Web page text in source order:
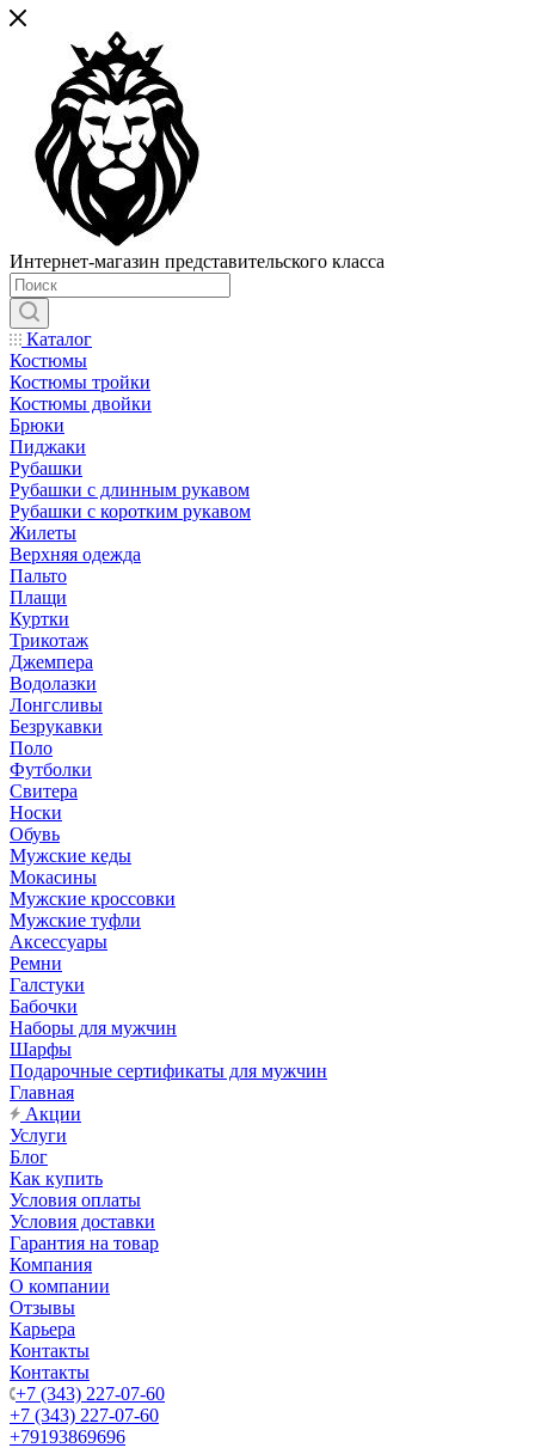
Интернет-магазин представительского класса
Каталог
Костюмы
Костюмы тройки
Костюмы двойки
Брюки
Пиджаки
Рубашки
Рубашки с длинным рукавом
Рубашки с коротким рукавом
Жилеты
Верхняя одежда
Пальто
Плащи
Куртки
Трикотаж
Джемпера
Водолазки
Лонгсливы
Безрукавки
Поло
Футболки
Свитера
Носки
Обувь
Мужские кеды
Мокасины
Мужские кроссовки
Мужские туфли
Аксессуары
Ремни
Галстуки
Бабочки
Наборы для мужчин
Шарфы
Подарочные сертификаты для мужчин
Главная
Акции
Услуги
Блог
Как купить
Условия оплаты
Условия доставки
Гарантия на товар
Компания
О компании
Отзывы
Карьера
Контакты
Контакты
+7 (343) 227-07-60
+7 (343) 227-07-60
+79193869696